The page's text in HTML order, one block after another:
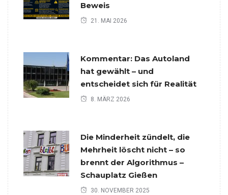
Beweis
21. MAI 2026
Kommentar: Das Autoland
hat gewählt – und
entscheidet sich für Realität
8. MÄRZ 2026
Die Minderheit zündelt, die
Mehrheit löscht nicht – so
brennt der Algorithmus –
Schauplatz Gießen
30. NOVEMBER 2025